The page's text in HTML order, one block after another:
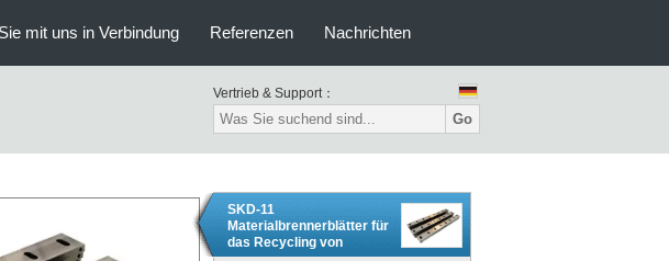
mit uns in Verbindung Referenzen Nachrichten
Vertrieb & Support：
Go
SKD-11
Materialbrennerblätter für
das Recycling von